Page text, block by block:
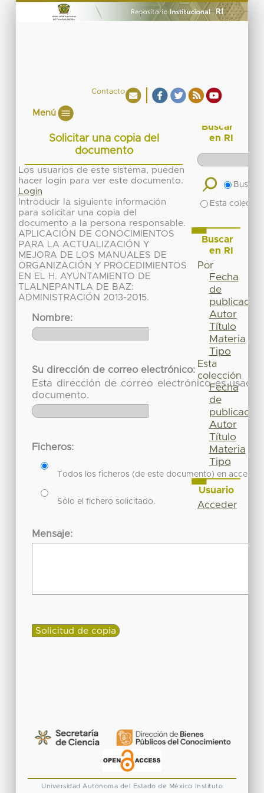
Contacto
Menú
Solicitar una copia del
documento
Los usuarios de este sistema, pueden
hacer login para ver este documento.
Login
Introducir la siguiente información
para solicitar una copia del
documento a la persona responsable.
APLICACIÓN DE CONOCIMIENTOS
PARA LA ACTUALIZACIÓN Y
MEJORA DE LOS MANUALES DE
ORGANIZACIÓN Y PROCEDIMIENTOS
EN EL H. AYUNTAMIENTO DE
TLALNEPANTLA DE BAZ:
ADMINISTRACIÓN 2013-2015.
Nombre:
Su dirección de correo electrónico:
Esta dirección de correo electrónico es usada
documento.
Ficheros:
Todos los ficheros (de este documento) en acceso
Sólo el fichero solicitado.
Mensaje:
Buscar
en RI
Buscar
Esta
Buscar
en RI
Por
Fecha
de
publicación
Autor
Título
Materia
Tipo
Esta
colección
Fecha
de
publicación
Autor
Título
Materia
Tipo
Usuario
Acceder
Universidad Autónoma del Estado de México
Instituto